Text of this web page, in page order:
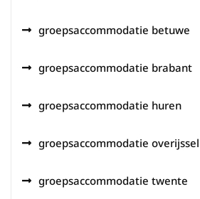
groepsaccommodatie betuwe
groepsaccommodatie brabant
groepsaccommodatie huren
groepsaccommodatie overijssel
groepsaccommodatie twente